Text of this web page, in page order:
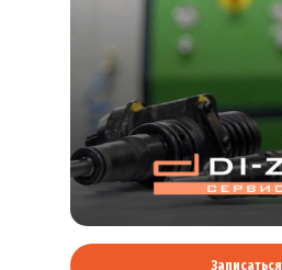
Записаться